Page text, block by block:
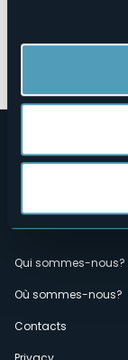
Menù
Qui sommes-nous?
Où sommes-nous?
Contacts